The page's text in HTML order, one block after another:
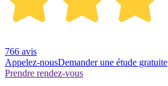
766 avis
Appelez-nousDemander une étude gratuite
Prendre rendez-vous